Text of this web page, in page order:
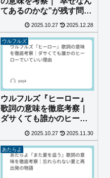
てあるのかな”が残す問い
2025.10.27 2025.12.28
ウルフルズ
ウルフルズ『ヒーロー』
歌詞の意味を徹底考察｜
ダサくても誰かのヒーロ
2025.10.27 2025.11.30
あたらよ